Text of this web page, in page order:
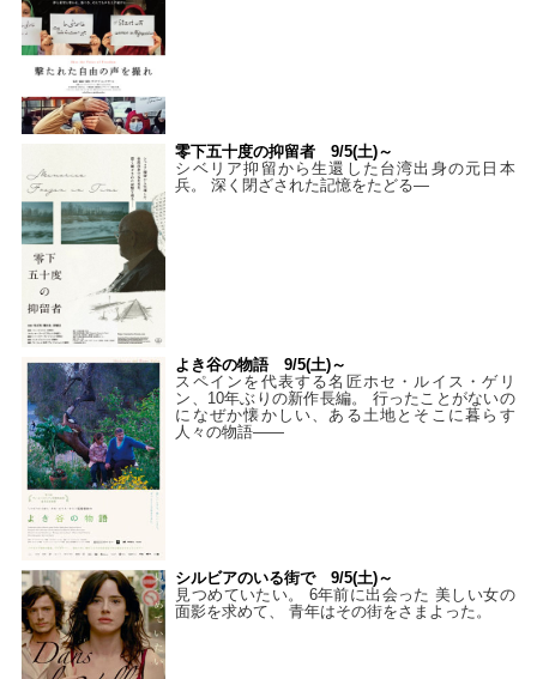
零下五十度の抑留者 9/5(土)～
シベリア抑留から生還した台湾出身の元日本
兵。 深く閉ざされた記憶をたどる—
よき谷の物語 9/5(土)～
スペインを代表する名匠ホセ・ルイス・ゲリ
ン、10年ぶりの新作長編。 行ったことがないの
になぜか懐かしい、ある土地とそこに暮らす
人々の物語――
シルビアのいる街で 9/5(土)～
見つめていたい。 6年前に出会った 美しい女の
面影を求めて、 青年はその街をさまよった。